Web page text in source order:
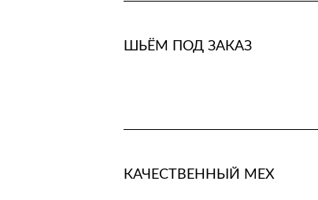
ШЬЁМ ПОД ЗАКАЗ
КАЧЕСТВЕННЫЙ МЕХ